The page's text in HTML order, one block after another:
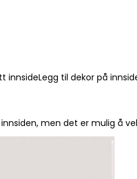
innsideLegg til dekor på
men det er mulig å